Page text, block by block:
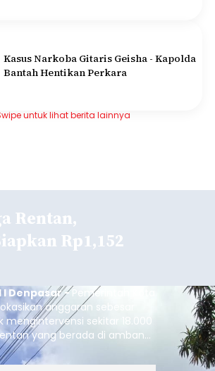
Kasus Narkoba Gitaris Geisha - Kapolda
Bantah Hentikan Perkara
untuk lihat berita lainnya
Rentan,
Rp1,152
Denpasar -Pemerintah Kota
anggaran sebesar
mengintervensi sekitar 18.000
yang berada di ambang
strategis ini diambil
yang berada pada